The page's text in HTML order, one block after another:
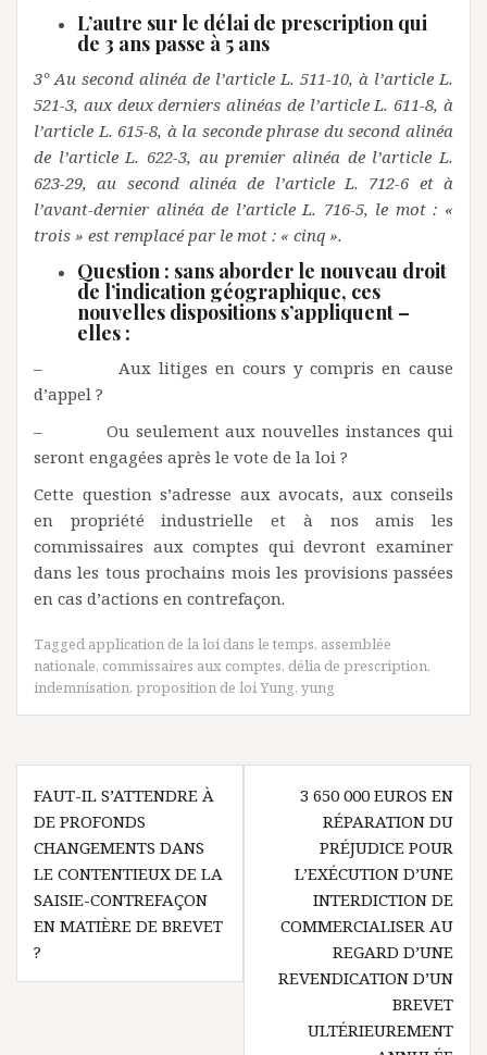
L’autre sur le délai de prescription qui
de 3 ans passe à 5 ans
3° Au second alinéa de l’article L. 511-10, à l’article L.
521-3, aux deux derniers alinéas de l’article L. 611-8, à
l’article L. 615-8, à la seconde phrase du second alinéa
de l’article L. 622-3, au premier alinéa de l’article L.
623-29, au second alinéa de l’article L. 712-6 et à
l’avant-dernier alinéa de l’article L. 716-5, le mot : «
trois » est remplacé par le mot : « cinq ».
Question : sans aborder le nouveau droit
de l’indication géographique, ces
nouvelles dispositions s’appliquent –
elles :
– Aux litiges en cours y compris en cause
d’appel ?
– Ou seulement aux nouvelles instances qui
seront engagées après le vote de la loi ?
Cette question s’adresse aux avocats, aux conseils
en propriété industrielle et à nos amis les
commissaires aux comptes qui devront examiner
dans les tous prochains mois les provisions passées
en cas d’actions en contrefaçon.
Tagged application de la loi dans le temps, assemblée
nationale, commissaires aux comptes, délia de prescription,
indemnisation, proposition de loi Yung, yung
Navigation
de
l’article
FAUT-IL S’ATTENDRE À
DE PROFONDS
CHANGEMENTS DANS
LE CONTENTIEUX DE LA
SAISIE-CONTREFAÇON
EN MATIÈRE DE BREVET
?
3 650 000 EUROS EN
RÉPARATION DU
PRÉJUDICE POUR
L’EXÉCUTION D’UNE
INTERDICTION DE
COMMERCIALISER AU
REGARD D’UNE
REVENDICATION D’UN
BREVET
ULTÉRIEUREMENT